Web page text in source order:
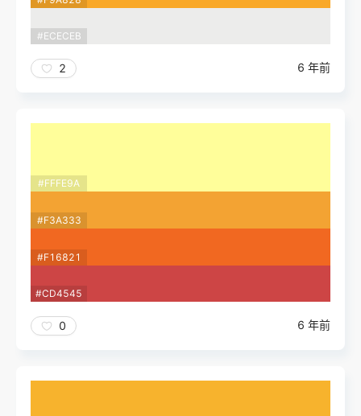
#ECECEB
2 6 年前
#FFFE9A
#F3A333
#F16821
#CD4545
0 6 年前